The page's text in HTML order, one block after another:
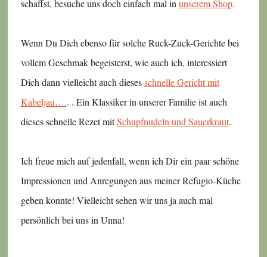
schaffst, besuche uns doch einfach mal in unserem Shop.
Wenn Du Dich ebenso für solche Ruck-Zuck-Gerichte bei
vollem Geschmak begeisterst, wie auch ich, interessiert
Dich dann vielleicht auch diesesschnelle Gericht mit
Kabeljau….. . Ein Klassiker in unserer Familie ist auch
dieses schnelle Rezet mitSchupfnudeln und Sauerkraut.
Ich freue mich auf jedenfall, wenn ich Dir ein paar schöne
Impressionen und Anregungen aus meiner Refugio-Küche
geben konnte! Vielleicht sehen wir uns ja auch mal
persönlich bei uns in Unna!